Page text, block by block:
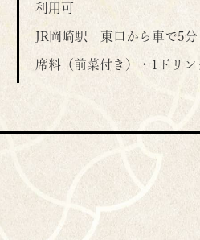
利用可
JR岡崎駅 東口から車で5
席料（前菜付き）・1ドリン